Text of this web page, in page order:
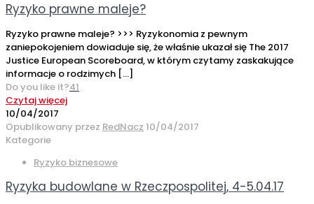
Ryzyko prawne maleje?
Ryzyko prawne maleje? >>> Ryzykonomia z pewnym
zaniepokojeniem dowiaduje się, że właśnie ukazał się The 2017
Justice European Scoreboard, w którym czytamy zaskakujące
informacje o rodzimych […]
Do you like it?41
Czytaj więcej
10/04/2017
Opublikowany przez RedNacz 10/04/2017
Kategorie
Ryzyko biznesowe
Ryzyka budowlane w Rzeczpospolitej, 4-5.04.17